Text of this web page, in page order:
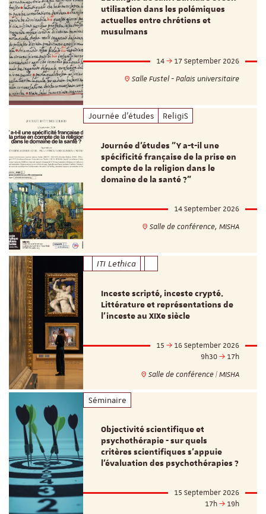
utilisation dans les polémiques
actuelles entre chrétiens et
musulmans
14
17 September 2026
Salle Fustel - Palais universitaire
Journée d'études ReligiS
Journée d’études "Y a-t-il une
spécificité française de la prise en
compte de la religion dans le
domaine de la santé ?"
14 September 2026
Salle de conférence, MISHA
ITI Lethica
Inceste scripté, inceste crypté.
Littérature et représentations de
l’inceste au XIXe siècle
15
16 September 2026
9h30
17h
Salle de conférence | MISHA
Séminaire
Objectivité scientifique et
psychothérapie - sur quels
critères scientifiques s'appuie
l'évaluation des psychothérapies ?
15 September 2026
17h
19h